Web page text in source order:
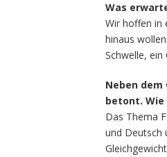
Was
Wir hoffen in
hinaus
Schwelle,
Neben
betont. Wie
Das Thema
und Deutsch